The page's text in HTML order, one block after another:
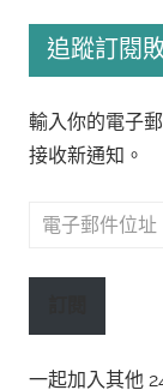
追蹤訂閱
輸入你的電子
接收新通知。
電
郵
址
一起加入其他